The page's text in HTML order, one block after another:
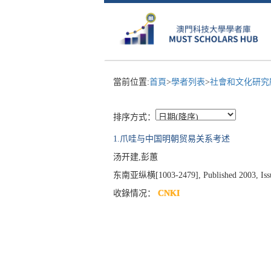
當前位置:首頁>學者列表>社會和文化研究
排序方式：
1.爪哇与中国明朝贸易关系考述
汤开建,彭蕙
东南亚纵横[1003-2479], Published 2003,
收錄情况： CNKI